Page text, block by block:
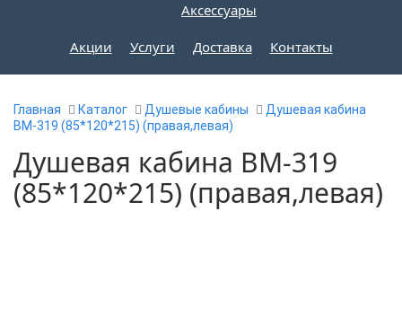
Аксессуары
Акции Услуги Доставка Контакты
Главная Каталог Душевые кабины
Душевая кабина
ВМ-319 (85*120*215) (правая,левая)
Душевая кабина ВМ-319
(85*120*215) (правая,левая)